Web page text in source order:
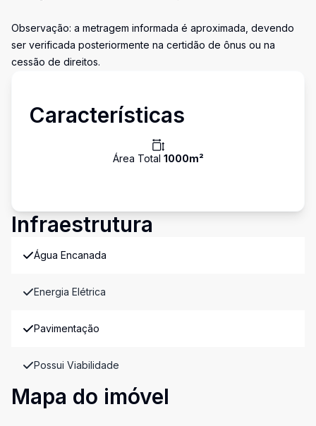
Observação: a metragem informada é aproximada, devendo
ser verificada posteriormente na certidão de ônus ou na
cessão de direitos.
Características
Área Total 1000m²
Infraestrutura
Água Encanada
Energia Elétrica
Pavimentação
Possui Viabilidade
Mapa do imóvel